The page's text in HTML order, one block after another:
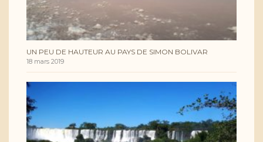
UN PEU DE HAUTEUR AU PAYS DE SIMON BOLIVAR
18 mars 2019